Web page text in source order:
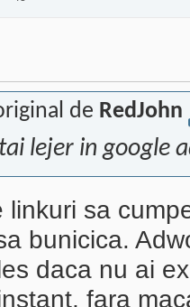
de RedJohn
lejer in google
linkuri sa
bunicica.
daca nu ai
fara